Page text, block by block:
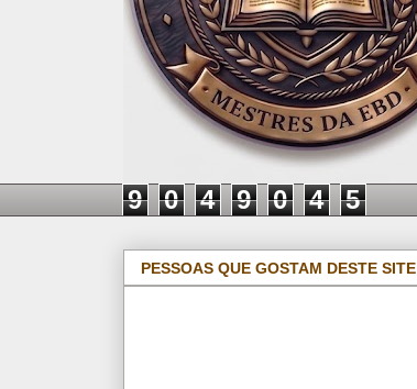
9 0 4 9 0 4 5
PESSOAS QUE GOSTAM DESTE SITE